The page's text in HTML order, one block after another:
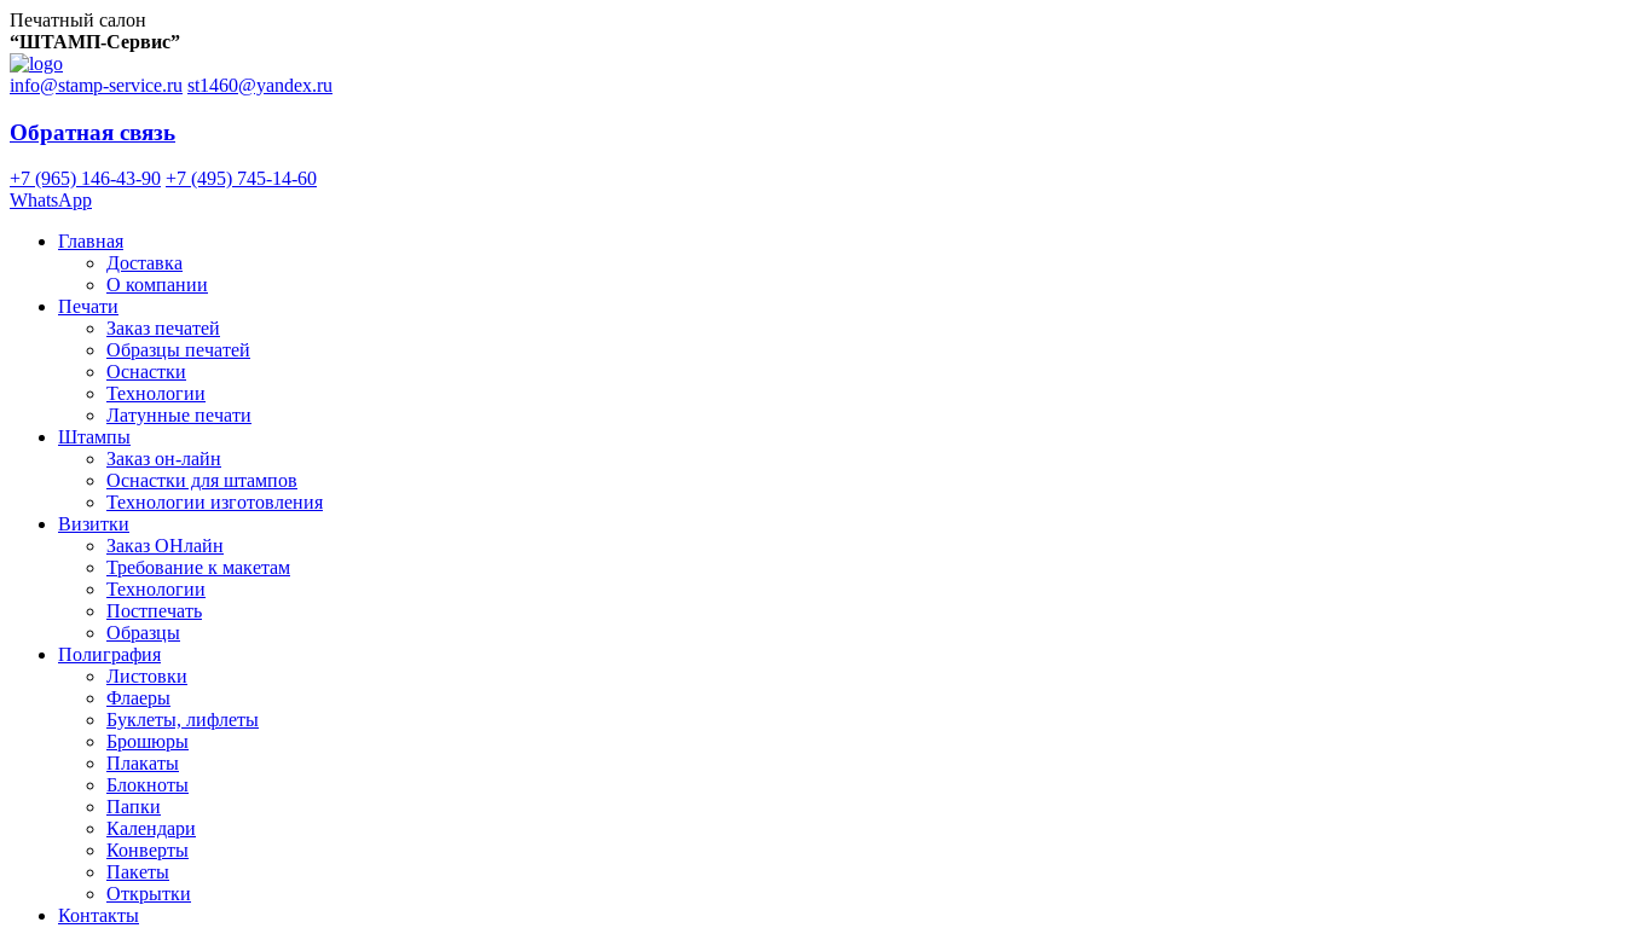
Печатный салон
“ШТАМП-Сервис”
info@stamp-service.ru st1460@yandex.ru
Обратная связь
+7 (965) 146-43-90 +7 (495) 745-14-60
WhatsApp
Главная
Доставка
О компании
Печати
Заказ печатей
Образцы печатей
Оснастки
Технологии
Латунные печати
Штампы
Заказ он-лайн
Оснастки для штампов
Технологии изготовления
Визитки
Заказ ОНлайн
Требование к макетам
Технологии
Постпечать
Образцы
Полиграфия
Листовки
Флаеры
Буклеты, лифлеты
Брошюры
Плакаты
Блокноты
Папки
Календари
Конверты
Пакеты
Открытки
Контакты